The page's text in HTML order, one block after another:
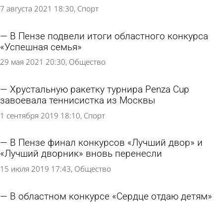
7 августа 2021 18:30 Спорт
В Пензе подвели итоги областного конкурса
«Успешная семья»
29 мая 2021 20:30 Общество
Хрустальную ракетку турнира Penza Cup
завоевала теннисистка из Москвы
1 сентября 2019 18:10 Спорт
В Пензе финал конкурсов «Лучший двор» и
«Лучший дворник» вновь перенесли
15 июля 2019 17:43 Общество
В областном конкурсе «Сердце отдаю детям»